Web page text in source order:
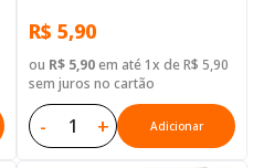
R$ 5,90
ou R$ 5,90em até 1x de R$ 5,90
sem juros no cartão
- + Adicionar